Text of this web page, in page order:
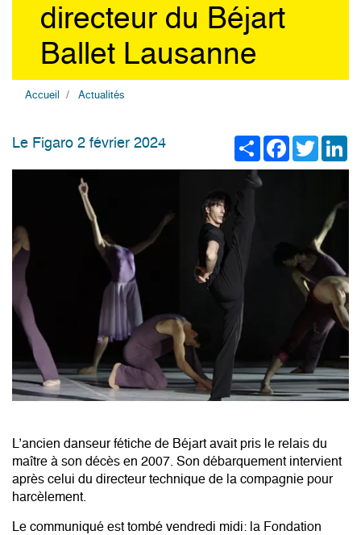
directeur du Béjart
Ballet Lausanne
Accueil Actualités
ShareFacebook
Twitter
Le Figaro 2 février 2024
L’ancien danseur fétiche de Béjart avait pris le relais du
maître à son décès en 2007. Son débarquement intervient
après celui du directeur technique de la compagnie pour
harcèlement.
Le communiqué est tombé vendredi midi: la Fondation